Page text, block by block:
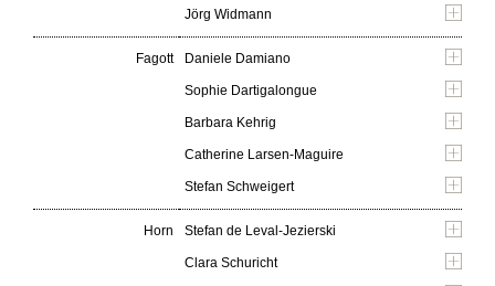
Jörg Widmann
Fagott Daniele Damiano
Sophie Dartigalongue
Barbara Kehrig
Catherine Larsen-Maguire
Stefan Schweigert
Horn Stefan de Leval-Jezierski
Clara Schuricht